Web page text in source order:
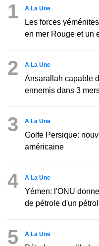
1 A La Une
Les forces
en mer Rouge et un
2 A La Une
Ansarallah capable
ennemis dans 3
3 A La Une
Golfe Persique:
américaine
4 A La Une
Yémen: l'ONU
de pétrole d'un
5 A La Une